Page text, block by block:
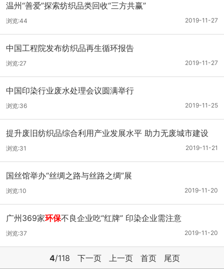
温州“善爱”探索纺织品类回收“三方共赢”
2019-11-27
浏览:44
中国工程院发布纺织品再生循环报告
2019-11-27
浏览:27
中国印染行业废水处理会议圆满举行
2019-11-25
浏览:36
提升废旧纺织品综合利用产业发展水平 助力无废城市建设
2019-11-21
浏览:31
国丝馆举办“丝绸之路与丝路之绸”展
2019-11-20
浏览:10
广州369家环保不良企业吃“红牌” 印染企业需注意
2019-11-20
浏览:37
4/118 下一页 上一页 首页 尾页